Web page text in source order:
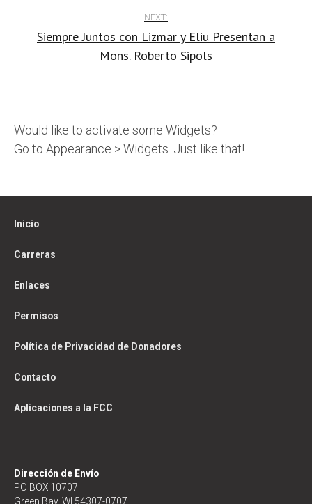
NEXT:
Siempre Juntos con Lizmar y Eliu Presentan a
Mons. Roberto Sipols
Would like to activate some Widgets?
Go to Appearance > Widgets. Just like that!
Inicio
Carreras
Enlaces
Permisos
Política de Privacidad de Donadores
Contacto
Aplicaciones a la FCC
Dirección de Envío
PO BOX 10707
Green Bay, WI 54307-0707